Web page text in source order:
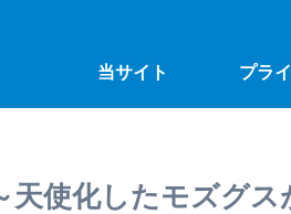
当サイト プラ
天使化したモズグ